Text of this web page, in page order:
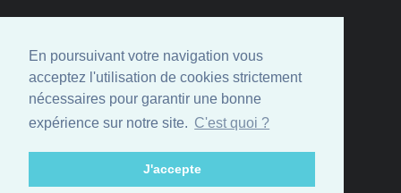
En poursuivant votre navigation vous
acceptez l'utilisation de cookies strictement
nécessaires pour garantir une bonne
expérience sur notre site. C'est quoi ?
J'accepte
Me Connecter
Créer mon Compte
Annonceurs
Comment ça marche
Espace privé
© ID-Clic 2026 -